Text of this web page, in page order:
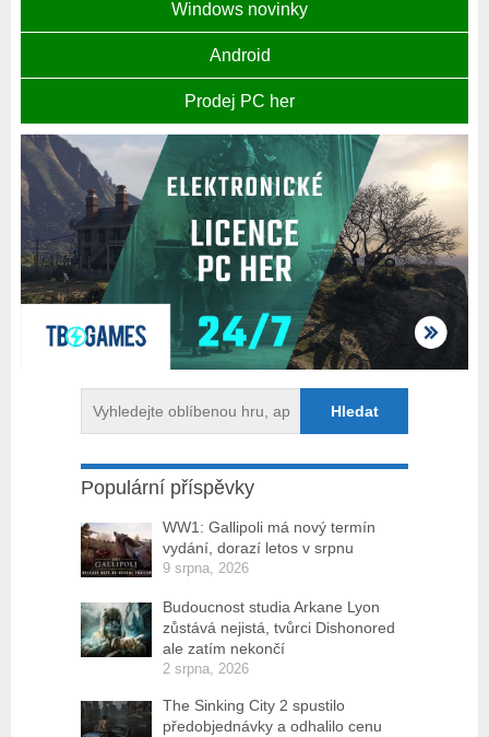
Windows novinky
Android
Prodej PC her
Populární příspěvky
WW1: Gallipoli má nový termín
vydání, dorazí letos v srpnu
9 srpna, 2026
Budoucnost studia Arkane Lyon
zůstává nejistá, tvůrci Dishonored
ale zatím nekončí
2 srpna, 2026
The Sinking City 2 spustilo
předobjednávky a odhalilo cenu